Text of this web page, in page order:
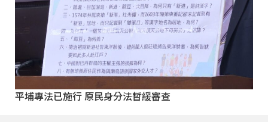
平埔專法已施行 原民身分法暫緩審查